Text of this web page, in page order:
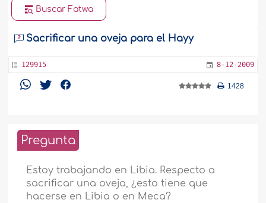
Buscar Fatwa
Sacrificar una oveja para el Hayy
129915 8-12-2009
1428
Pregunta
Estoy trabajando en Libia. Respecto a
sacrificar una oveja, ¿esto tiene que
hacerse en Libia o en Meca?